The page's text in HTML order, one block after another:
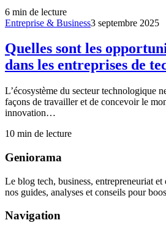
6 min de lecture
Entreprise & Business3 septembre 2025
Quelles sont les
dans les entreprises de
L’écosystème du secteur technologique
façons de travailler et de concevoir le
innovation…
10 min de lecture
Geniorama
Le blog tech, business, entrepreneuriat
nos guides, analyses et conseils pour
Navigation